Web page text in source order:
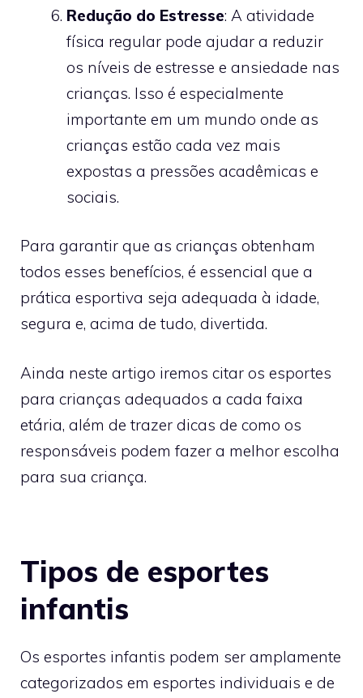
Redução do Estresse: A atividade
física regular pode ajudar a reduzir
os níveis de estresse e ansiedade nas
crianças. Isso é especialmente
importante em um mundo onde as
crianças estão cada vez mais
expostas a pressões acadêmicas e
sociais.
Para garantir que as crianças obtenham
todos esses benefícios, é essencial que a
prática esportiva seja adequada à idade,
segura e, acima de tudo, divertida.
Ainda neste artigo iremos citar os esportes
para crianças adequados a cada faixa
etária, além de trazer dicas de como os
responsáveis podem fazer a melhor escolha
para sua criança.
Tipos de esportes
infantis
Os esportes infantis podem ser amplamente
categorizados em esportes individuais e de